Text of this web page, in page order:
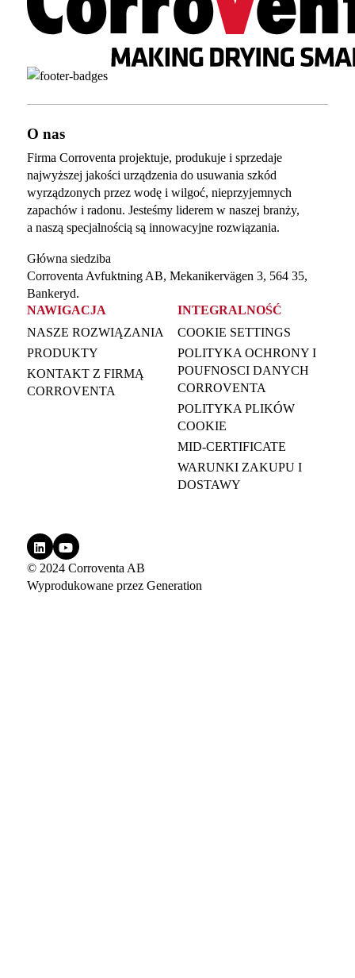
O nas
Firma Corroventa projektuje, produkuje i sprzedaje
najwyższej jakości urządzenia do usuwania szkód
wyrządzonych przez wodę i wilgoć, nieprzyjemnych
zapachów i radonu. Jesteśmy liderem w naszej branży,
a naszą specjalnością są innowacyjne rozwiązania.
Główna siedziba
Corroventa Avfuktning AB, Mekanikervägen 3, 564 35,
Bankeryd.
NAWIGACJA
NASZE ROZWIĄZANIA
PRODUKTY
KONTAKT Z FIRMĄ
CORROVENTA
INTEGRALNOŚĆ
COOKIE SETTINGS
POLITYKA OCHRONY I
POUFNOSCI DANYCH
CORROVENTA
POLITYKA PLIKÓW
COOKIE
MID-CERTIFICATE
WARUNKI ZAKUPU I
DOSTAWY
© 2024 Corroventa AB
Wyprodukowane przez Generation